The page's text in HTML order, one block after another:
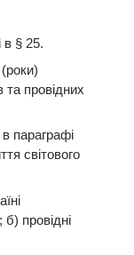
в § 25.
та провідних
параграфі
світового
провідні